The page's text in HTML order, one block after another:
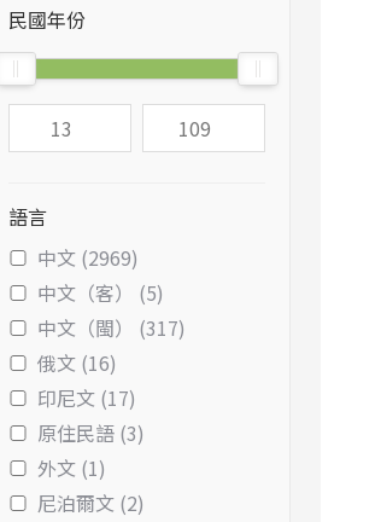
民國年份
語言
中文 (2969)
中文（客） (5)
中文（閩） (317)
俄文 (16)
印尼文 (17)
原住民語 (3)
外文 (1)
尼泊爾文 (2)